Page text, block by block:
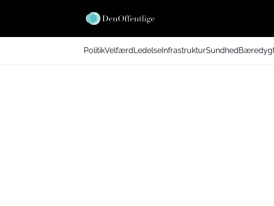
PolitikVelfærdLedelseInfrastrukturSundhed